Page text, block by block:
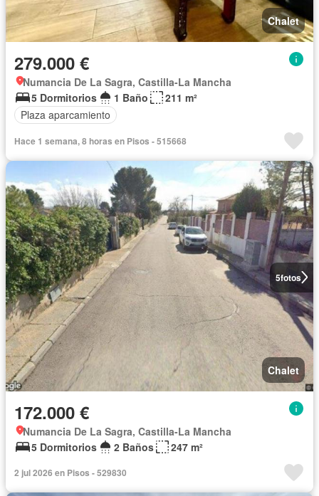
Chalet
279.000 €
Numancia De La Sagra, Castilla-La Mancha
5 Dormitorios
1 Baño
211 m²
Plaza aparcamiento
Hace 1 semana, 8 horas en Pisos - 515668
5fotos
Chalet
172.000 €
Numancia De La Sagra, Castilla-La Mancha
5 Dormitorios
2 Baños 247 m²
2 jul 2026 en Pisos - 529830